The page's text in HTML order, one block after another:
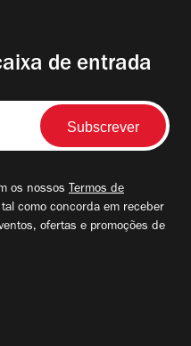
de entrada
os nossos Termos de
tal como concorda em receber
ofertas e promoções de